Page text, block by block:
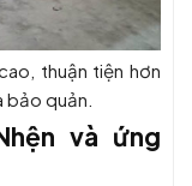
thuận tiện hơn
bảo quản.
và ứng